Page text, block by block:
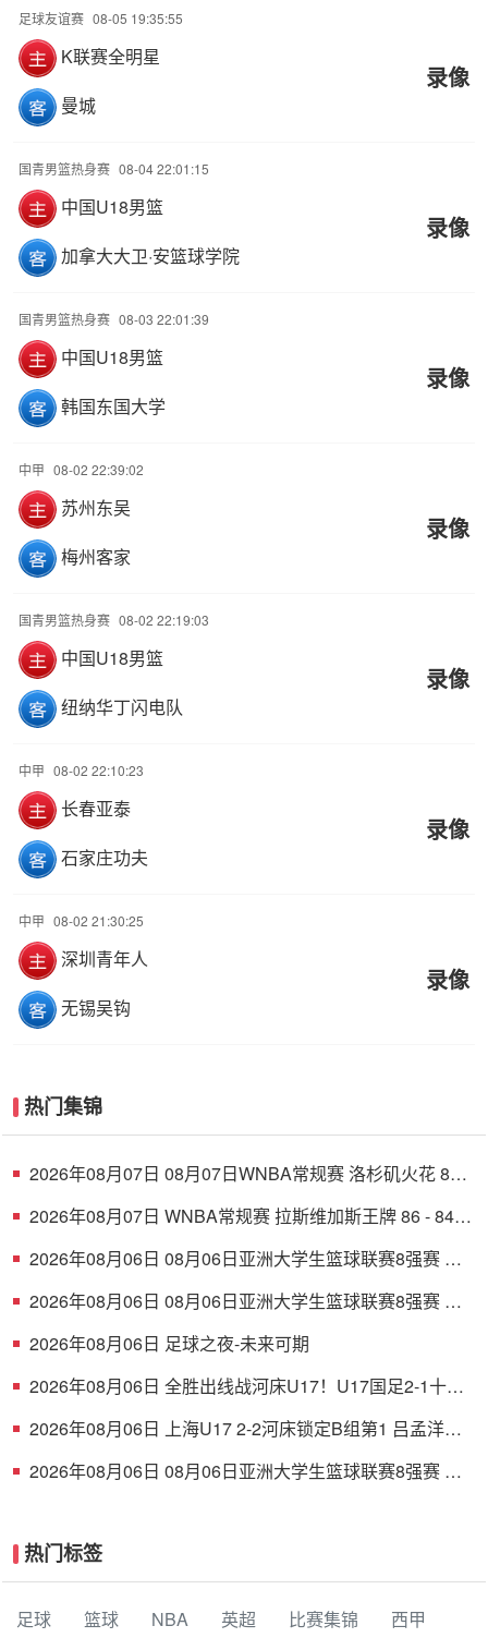
足球友谊赛 08-05 19:35:55
K联赛全明星
曼城
录像
国青男篮热身赛 08-04 22:01:15
中国U18男篮
加拿大大卫·安篮球学院
录像
国青男篮热身赛 08-03 22:01:39
中国U18男篮
韩国东国大学
录像
中甲 08-02 22:39:02
苏州东吴
梅州客家
录像
国青男篮热身赛 08-02 22:19:03
中国U18男篮
纽纳华丁闪电队
录像
中甲 08-02 22:10:23
长春亚泰
石家庄功夫
录像
中甲 08-02 21:30:25
深圳青年人
无锡吴钩
录像
热门集锦
2026年08月07日 08月07日WNBA常规赛 洛杉矶火花 89 -
2026年08月07日 WNBA常规赛 拉斯维加斯王牌 86 - 84
2026年08月06日 08月06日亚洲大学生篮球联赛8强赛 清
2026年08月06日 08月06日亚洲大学生篮球联赛8强赛 早
2026年08月06日 足球之夜-未来可期
2026年08月06日 全胜出线战河床U17！U17国足2-1十人
2026年08月06日 上海U17 2-2河床锁定B组第1 吕孟洋点
2026年08月06日 08月06日亚洲大学生篮球联赛8强赛 北
热门标签
足球 篮球 NBA 英超 比赛集锦
西甲